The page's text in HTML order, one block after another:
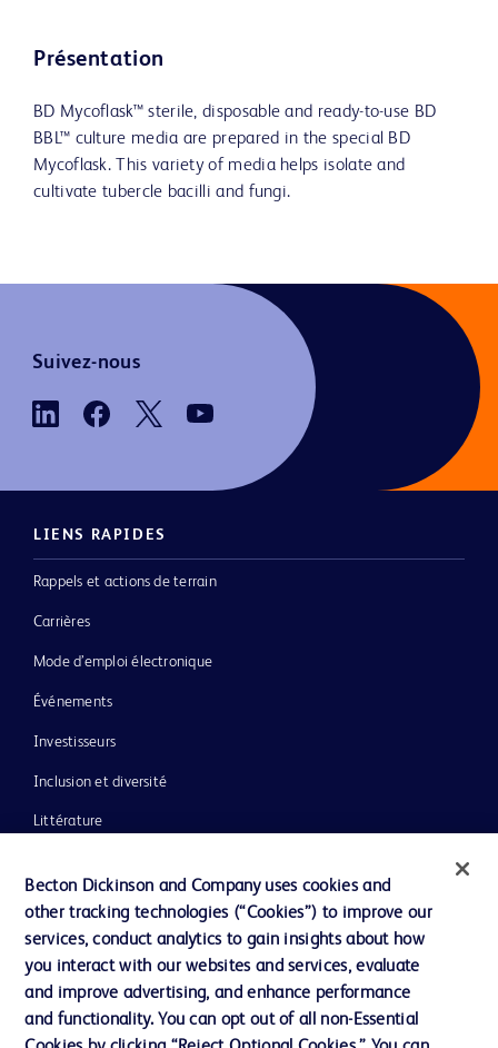
Présentation
BD Mycoflask™ sterile, disposable and ready-to-use BD
BBL™ culture media are prepared in the special BD
Mycoflask. This variety of media helps isolate and
cultivate tubercle bacilli and fungi.
Suivez-nous
LIENS RAPIDES
Rappels et actions de terrain
Carrières
Mode d’emploi électronique
Événements
Investisseurs
Inclusion et diversité
Littérature
Notre entreprise
Éthique et conformité
Assistance
Becton Dickinson and Company uses cookies and
other tracking technologies (“Cookies”) to improve our
services, conduct analytics to gain insights about how
you interact with our websites and services, evaluate
and improve advertising, and enhance performance
and functionality. You can opt out of all non-Essential